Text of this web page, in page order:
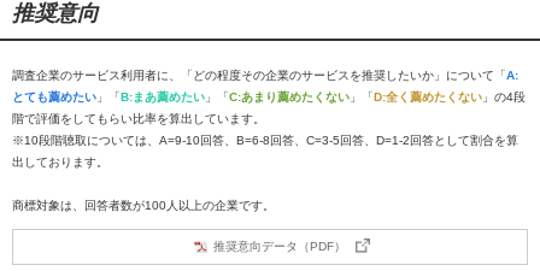
推奨意向
調査企業のサービス利用者に、「どの程度その企業のサービスを推奨したいか」について「A:
とても薦めたい 」「B:まあ薦めたい 」「C:あまり薦めたくない 」「D:全く薦めたくない 」の4段
階で評価をしてもらい比率を算出しています。
※10段階聴取については、A=9-10回答、B=6-8回答、C=3-5回答、D=1-2回答として割合を算
出しております。
商標対象は、回答者数が100人以上の企業です。
推奨意向データ（PDF）